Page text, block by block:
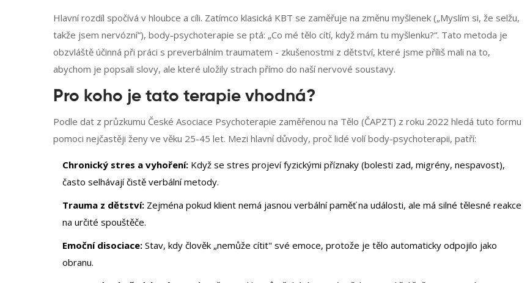
Hlavní rozdíl spočívá v hloubce a cíli. Zatímco klasická KBT se zaměřuje na změnu myšlenek („Myslím si, že selžu,
takže jsem nervózní“), body-psychoterapie se ptá: „Co mé tělo cítí, když mám tu myšlenku?“. Tato metoda je
obzvláště účinná při práci s preverbálním traumatem - zkušenostmi z dětství, které jsme příliš mali na to,
abychom je popsali slovy, ale které uložily strach přímo do naší nervové soustavy.
Pro koho je tato terapie vhodná?
Podle dat z průzkumu České Asociace Psychoterapie zaměřenou na Tělo (ČAPZT) z roku 2022 hledá tuto formu
pomoci nejčastěji ženy ve věku 25-45 let. Mezi hlavní důvody, proč lidé volí body-psychoterapii, patří:
Chronický stres a vyhoření: Když se stres projeví fyzickými příznaky (bolesti zad, migrény, nespavost),
často selhávají čistě verbální metody.
Trauma z dětství: Zejména pokud klient nemá jasnou verbální paměť na události, ale má silné tělesné reakce
na určité spouštěče.
Emoční disociace: Stav, kdy člověk „nemůže cítit" své emoce, protože je tělo automaticky odpojilo jako
obranu.